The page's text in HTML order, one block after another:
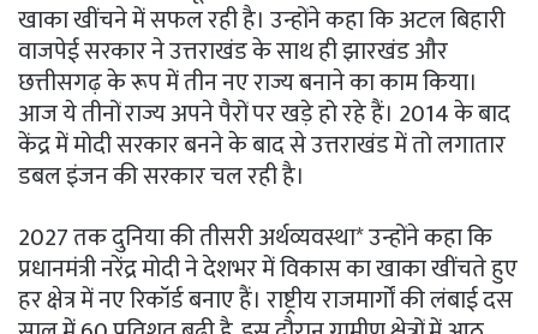
खाका खींचने में सफल रही है। उन्होंने कहा कि अटल बिहारी
वाजपेई सरकार ने उत्तराखंड के साथ ही झारखंड और
छत्तीसगढ़ के रूप में तीन नए राज्य बनाने का काम किया।
आज ये तीनों राज्य अपने पैरों पर खड़े हो रहे हैं। 2014 के बाद
केंद्र में मोदी सरकार बनने के बाद से उत्तराखंड में तो लगातार
डबल इंजन की सरकार चल रही है।
2027 तक दुनिया की तीसरी अर्थव्यवस्था* उन्होंने कहा कि
प्रधानमंत्री नरेंद्र मोदी ने देशभर में विकास का खाका खींचते हुए
हर क्षेत्र में नए रिकॉर्ड बनाए हैं। राष्ट्रीय राजमार्गों की लंबाई दस